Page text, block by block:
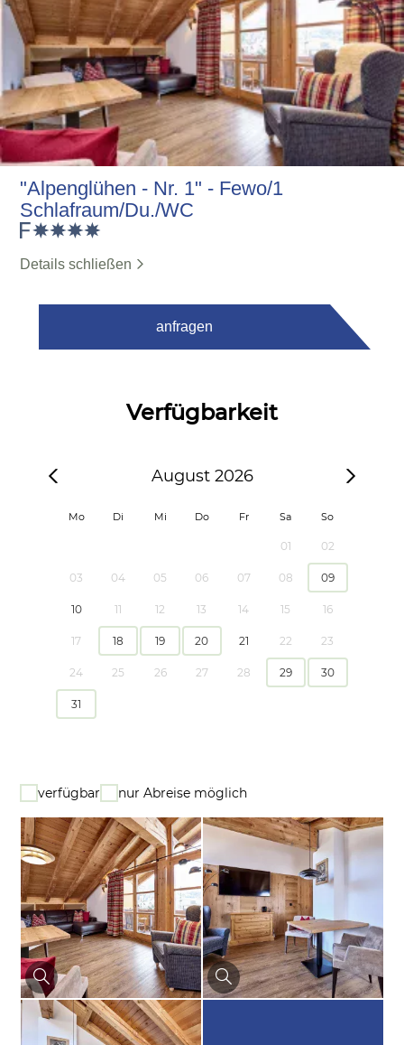
"Alpenglühen - Nr. 1" - Fewo/1
Schlafraum/Du./WC
Details schließen
anfragen
Verfügbarkeit
August 2026
Mo Di Mi Do Fr Sa So
01 02
03 04 05 06 07 08 09
10 11 12 13 14 15 16
17 18 19 20 21 22 23
24 25 26 27 28 29 30
31
verfügbar nur Abreise möglich